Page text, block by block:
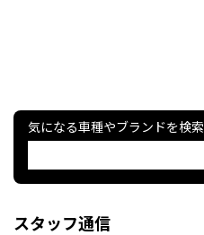
気になる車種やブランドを検索
スタッフ通信